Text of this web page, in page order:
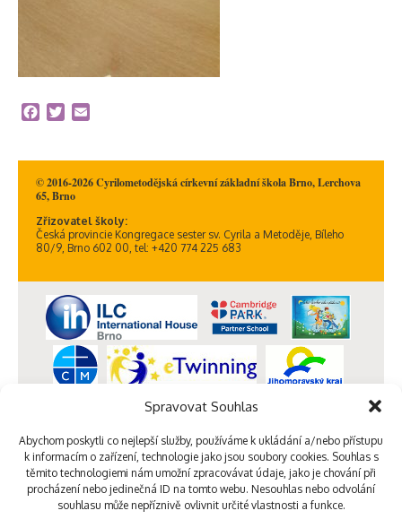
Spravovat Souhlas
Abychom poskytli co nejlepší služby, používáme k ukládání a/nebo přístupu
k informacím o zařízení, technologie jako jsou soubory cookies. Souhlas s
těmito technologiemi nám umožní zpracovávat údaje, jako je chování při
procházení nebo jedinečná ID na tomto webu. Nesouhlas nebo odvolání
souhlasu může nepříznivě ovlivnit určité vlastnosti a funkce.
Facebook
Twitter
© 2016-2026 Cyrilometodějská církevní základní škola Brno, Lerchova
65, Brno
Zřizovatel školy:
Česká provincie Kongregace sester sv. Cyrila a Metoděje, Bíleho
80/9, Brno 602 00, tel: +420 774 225 683